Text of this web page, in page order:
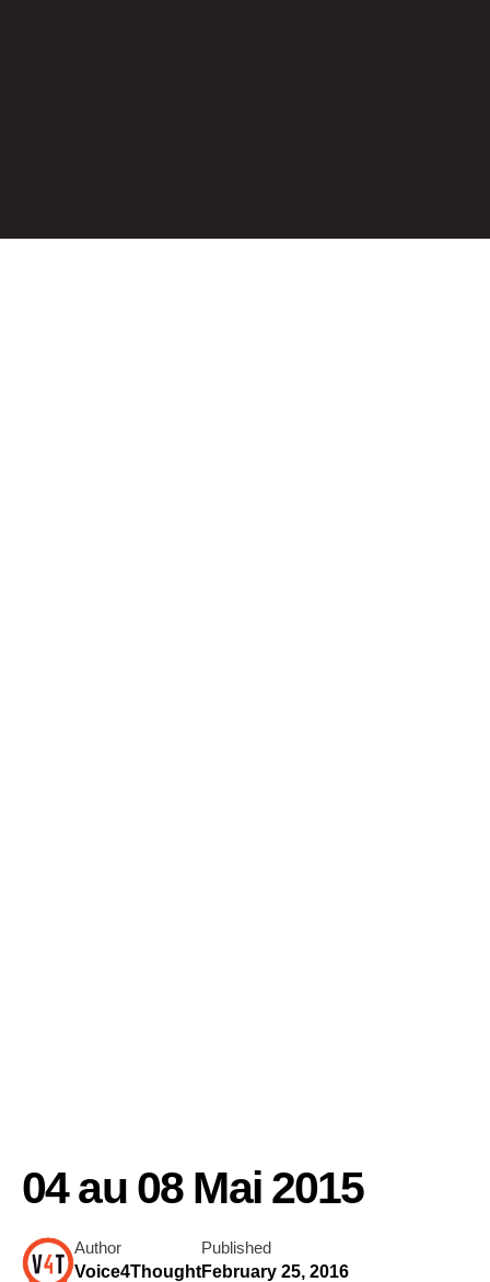
04 au 08 Mai 2015
Author
Voice4Thought
Published
February 25, 2016